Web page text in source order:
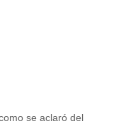
se aclaró del